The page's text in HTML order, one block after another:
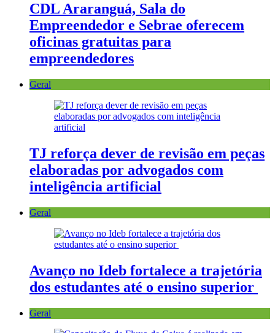
CDL Araranguá, Sala do
Empreendedor e Sebrae oferecem
oficinas gratuitas para
empreendedores
Geral
TJ reforça dever de revisão em peças
elaboradas por advogados com
inteligência artificial
Geral
Avanço no Ideb fortalece a trajetória
dos estudantes até o ensino superior
Geral